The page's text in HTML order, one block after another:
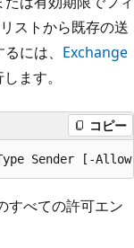
ストから既存の送
には、 Exchange
ます。
コピー
すべての許可エン